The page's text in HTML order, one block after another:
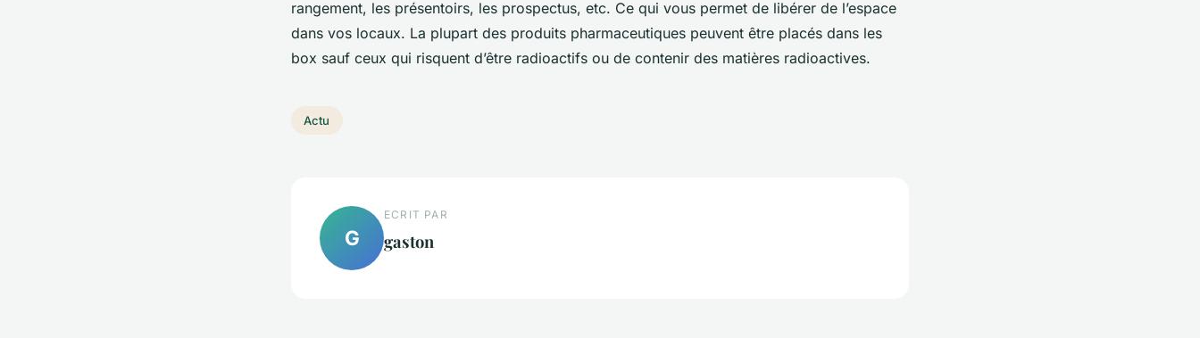
rangement, les présentoirs, les prospectus, etc. Ce qui vous permet de libérer de l’espace
dans vos locaux. La plupart des produits pharmaceutiques peuvent être placés dans les
box sauf ceux qui risquent d’être radioactifs ou de contenir des matières radioactives.
Actu
G
ECRIT PAR
gaston